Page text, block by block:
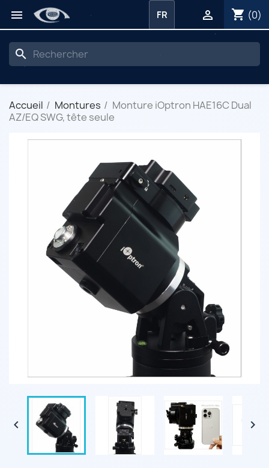
 shopping_cart (0)

FR
search
Accueil Montures
Monture iOptron HAE16C Dual
AZ/EQ SWG, tête seule
 